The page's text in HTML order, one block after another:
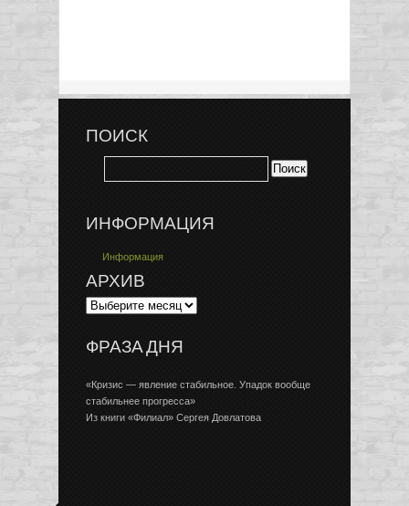
ПОИСК
ИНФОРМАЦИЯ
Информация
АРХИВ
ФРАЗА ДНЯ
«Кризис — явление стабильное. Упадок вообще
стабильнее прогресса»
Из книги «Филиал» Сергея Довлатова